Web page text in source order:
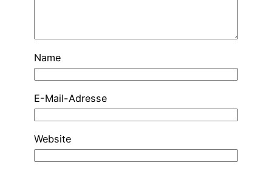
Name
E-Mail-Adresse
Website